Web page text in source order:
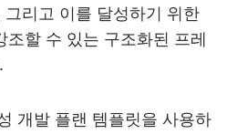
리고 이를 달성하기 위한
조할 수 있는 구조화된 프레
개발 플랜 템플릿을 사용하